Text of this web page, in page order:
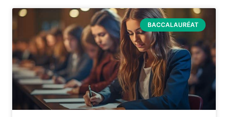
BACCALAURÉAT